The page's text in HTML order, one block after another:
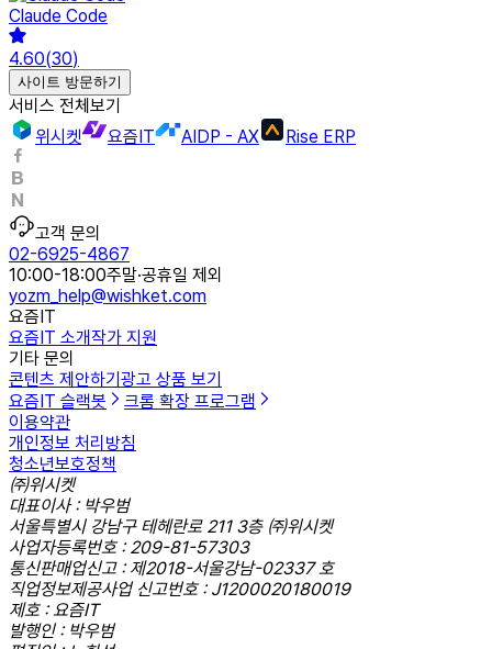
Claude Code
4.60(30)
사이트 방문하기
서비스 전체보기
위시켓
요즘IT AIDP - AX Rise ERP
고객 문의
02-6925-4867
10:00-18:00주말·공휴일 제외
yozm_help@wishket.com
요즘IT
요즘IT 소개작가 지원
기타 문의
콘텐츠 제안하기광고 상품 보기
요즘IT 슬랙봇
크롬 확장 프로그램
이용약관
개인정보 처리방침
청소년보호정책
㈜위시켓
대표이사 : 박우범
서울특별시 강남구 테헤란로 211 3층 ㈜위시켓
사업자등록번호 : 209-81-57303
통신판매업신고 : 제2018-서울강남-02337 호
직업정보제공사업 신고번호 : J1200020180019
제호 : 요즘IT
발행인 : 박우범